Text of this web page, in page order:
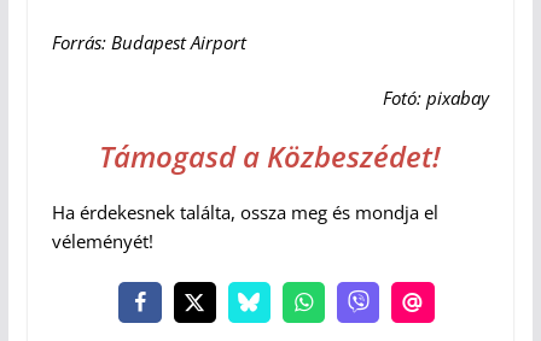
Forrás: Budapest Airport
Fotó: pixabay
Támogasd a Közbeszédet!
Ha érdekesnek találta, ossza meg és mondja el
véleményét!